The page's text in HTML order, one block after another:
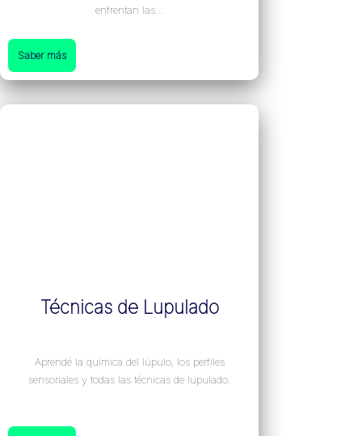
enfrentan las…
Saber más
Técnicas de Lupulado
Aprendé la química del lúpulo, los perfiles
sensoriales y todas las técnicas de lupulado.